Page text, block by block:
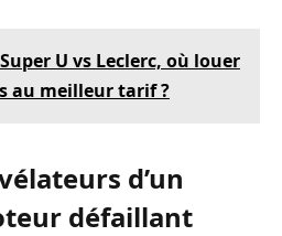
U vs Leclerc, où louer
au meilleur tarif ?
d’un
défaillant